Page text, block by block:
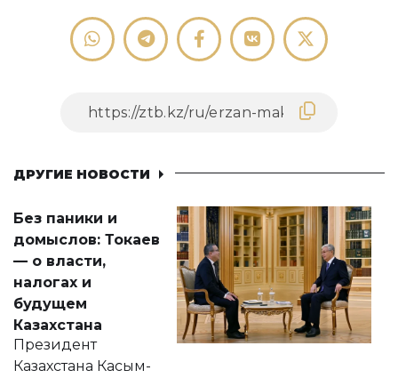
ДРУГИЕ НОВОСТИ
Без паники и
домыслов: Токаев
— о власти,
налогах и
будущем
Казахстана
Президент
Казахстана Касым-